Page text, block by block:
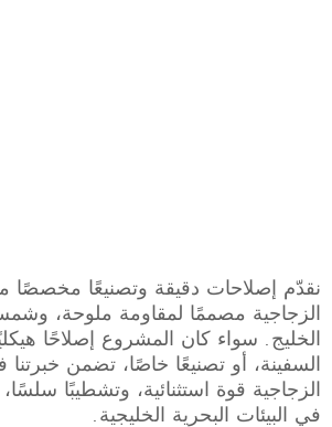
نقدّم إصلاحات دقيقة وتصنيعًا مخصصًا
الزجاجية مصممًا لمقاومة ملوحة،
الخليج. سواء كان المشروع إصلاحًا
السفينة، أو تصنيعًا خاصًا، تضمن خبرتنا
الزجاجية قوة استثنائية، وتشطيبًا
في البيئات البحرية الخليجية.